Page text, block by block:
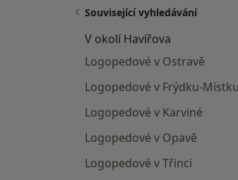
Související vyhledávání
V okolí Havířova
Logopedové v Ostravě
Logopedové v Frýdku-Místku
Logopedové v Karviné
Logopedové v Opavě
Logopedové v Třinci